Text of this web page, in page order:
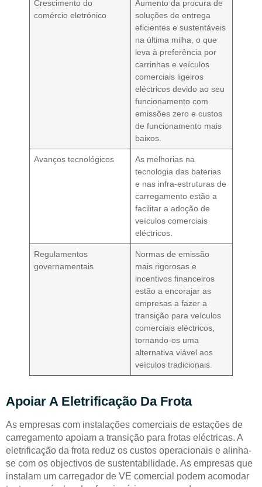
Crescimento do
comércio eletrónico
Aumento da procura de
soluções de entrega
eficientes e sustentáveis
na última milha, o que
leva à preferência por
carrinhas e veículos
comerciais ligeiros
eléctricos devido ao seu
funcionamento com
emissões zero e custos
de funcionamento mais
baixos.
Avanços tecnológicos
As melhorias na
tecnologia das baterias
e nas infra-estruturas de
carregamento estão a
facilitar a adoção de
veículos comerciais
eléctricos.
Regulamentos
governamentais
Normas de emissão
mais rigorosas e
incentivos financeiros
estão a encorajar as
empresas a fazer a
transição para veículos
comerciais eléctricos,
tornando-os uma
alternativa viável aos
veículos tradicionais.
Apoiar A Eletrificação Da Frota
As empresas com instalações comerciais de estações de
carregamento apoiam a transição para frotas eléctricas. A
eletrificação da frota reduz os custos operacionais e alinha-
se com os objectivos de sustentabilidade. As empresas que
instalam um carregador de VE comercial podem acomodar